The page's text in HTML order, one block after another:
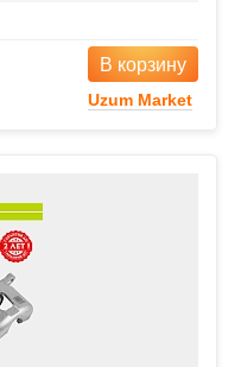
В корзину
Uzum Market